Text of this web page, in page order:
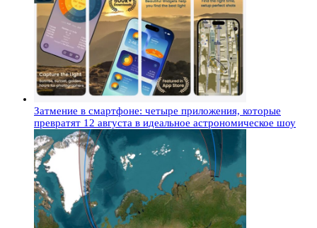
Затмение в смартфоне: четыре приложения, которые
превратят 12 августа в идеальное астрономическое шоу